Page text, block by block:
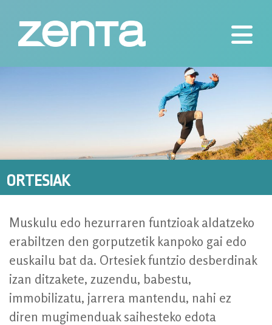
ORTESIAK
ORTESIAK
Muskulu edo hezurraren funtzioak aldatzeko
erabiltzen den gorputzetik kanpoko gai edo
euskailu bat da. Ortesiek funtzio desberdinak
izan ditzakete, zuzendu, babestu,
immobilizatu, jarrera mantendu, nahi ez
diren mugimenduak saihesteko edota